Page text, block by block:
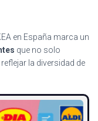
en España marca un
que no solo
la diversidad de